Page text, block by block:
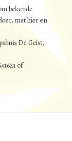
bekende
met hier en
De Geist,
of